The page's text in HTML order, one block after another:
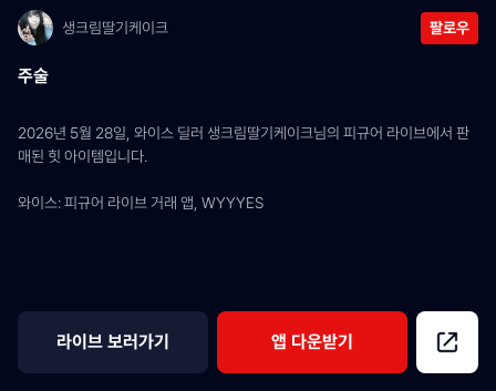
생크림딸기케이크 팔로우
주술
2026년 5월 28일, 와이스 딜러 생크림딸기케이크님의 피규어 라이브에서 판
매된 힛 아이템입니다.
와이스: 피규어 라이브 거래 앱, WYYYES
라이브 보러가기 앱 다운받기